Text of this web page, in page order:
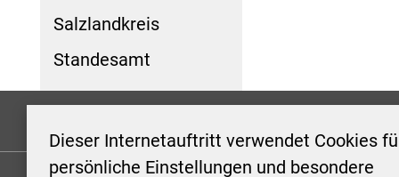
Dieser Internetauftritt verwendet Cookies
persönliche Einstellungen und besondere
Salzlandkreis
Standesamt